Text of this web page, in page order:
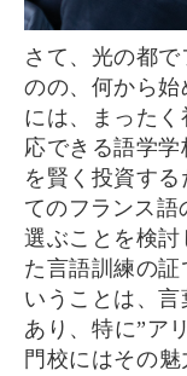
さて、光の都でフランス語を学ぼうと決心したも
のの、何から
には、まった
応できる語学
を賢く投資する
てのフランス語
選ぶことを検
た言語訓練の
いうことは、
あり、特に”ア
門校にはその